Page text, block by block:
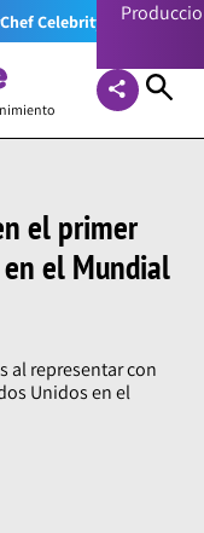
Celebrity Colombia
el primer
el Mundial
al representar con
Unidos en el